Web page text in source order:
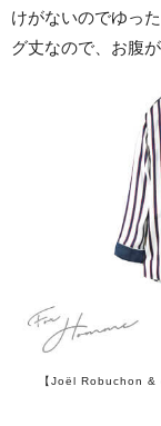
けがないのでゆっ
グ丈なので、お腹
【Joël Robuchon &